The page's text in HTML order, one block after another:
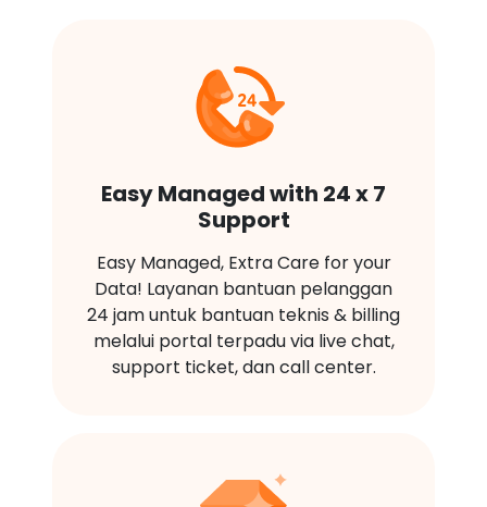
Easy Managed with 24 x 7
Support
Easy Managed, Extra Care for your
Data! Layanan bantuan pelanggan
24 jam untuk bantuan teknis & billing
melalui portal terpadu via live chat,
support ticket, dan call center.